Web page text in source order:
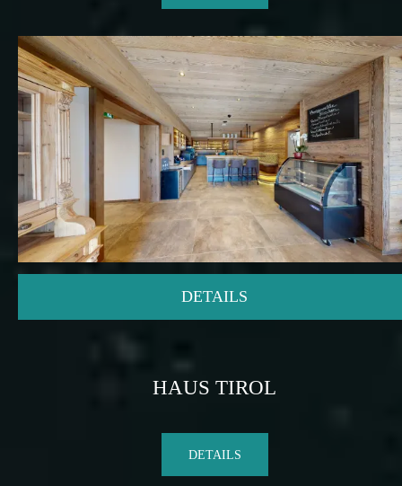
DETAILS
HAUS TIROL
DETAILS